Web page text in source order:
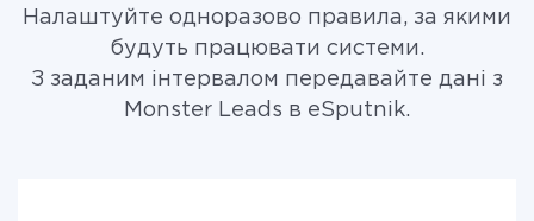
Налаштуйте одноразово правила, за якими
будуть працювати системи.
З заданим інтервалом передавайте дані з
Monster Leads в eSputnik.